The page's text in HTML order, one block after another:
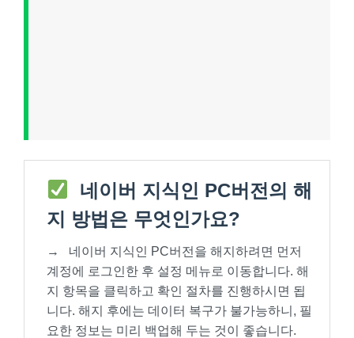
네이버 지식인 PC버전의 해
지 방법은 무엇인가요?
→
네이버 지식인 PC버전을 해지하려면 먼저
계정에 로그인한 후 설정 메뉴로 이동합니다. 해
지 항목을 클릭하고 확인 절차를 진행하시면 됩
니다. 해지 후에는 데이터 복구가 불가능하니, 필
요한 정보는 미리 백업해 두는 것이 좋습니다.